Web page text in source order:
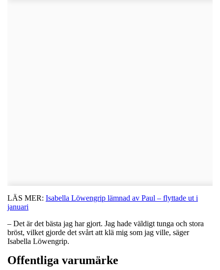
LÄS MER: Isabella Löwengrip lämnad av Paul – flyttade ut i
januari
– Det är det bästa jag har gjort. Jag hade väldigt tunga och stora
bröst, vilket gjorde det svårt att klä mig som jag ville, säger
Isabella Löwengrip.
Offentliga varumärke